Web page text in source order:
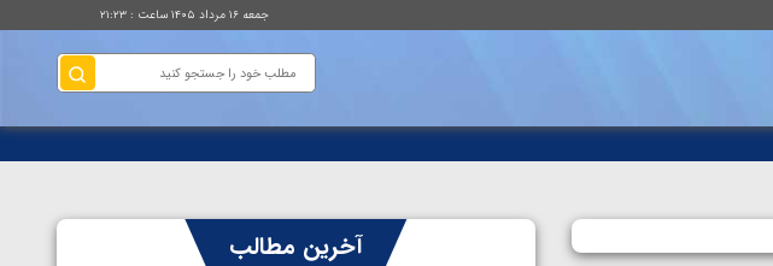
جمعه ۱۶ مرداد ۱۴۰۵ ساعت : ۲۱:۲۳
آخرین مطالب